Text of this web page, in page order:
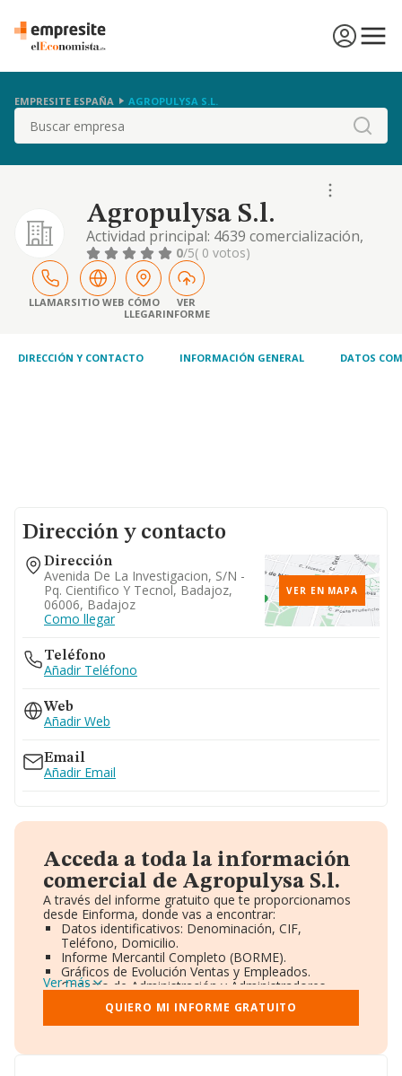
EMPRESITE ESPAÑA AGROPULYSA S.L.
Buscar
Agropulysa S.l.
Actividad principal: 4639 comercialización,
compraventa al por mayor de productos
alimenticios. otras actividades: 4634 -
comercio mayor de bebidas. 4643, 4649 -
comercio al por mayor de aparatos
electrodomésticos y otros artículos de uso
equipos electrónic.
0/5( 0 votos)
LLAMARSITIO WEB CÓMO
LLEGAR
VER
INFORME
DIRECCIÓN Y CONTACTO INFORMACIÓN GENERAL DATOS
Dirección y contacto
Dirección
Avenida De La Investigacion, S/n -
Pq. Cientifico Y Tecnol, Badajoz,
06006, Badajoz
Como llegar
VER EN MAPA
Teléfono
Añadir Teléfono
Web
Añadir Web
Email
Añadir Email
Acceda a toda la información
comercial de Agropulysa S.l.
A través del informe gratuito que te proporcionamos
desde Einforma, donde vas a encontrar:
Datos identificativos: Denominación, CIF,
Teléfono, Domicilio.
Informe Mercantil Completo (BORME).
Gráficos de Evolución Ventas y Empleados.
Consejo de Administración y Administradores.
Directivos y Ejecutivos.
Accionistas.
Participaciones y Vinculaciones en otras empresas.
Información oficial y registral complementaria.
Ver más
QUIERO MI INFORME GRATUITO